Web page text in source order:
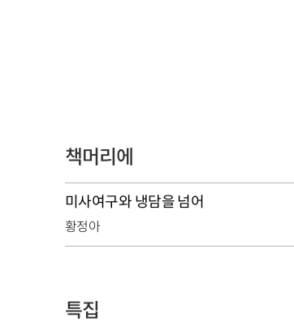
책머리에
미사여구와 냉담을 넘어
황정아
특집